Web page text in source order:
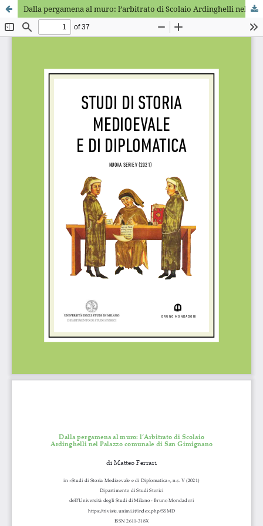
Dalla pergamena al muro: l’arbitrato di Scolaio Ardinghelli nel Palazzo comunale di San Gimignano